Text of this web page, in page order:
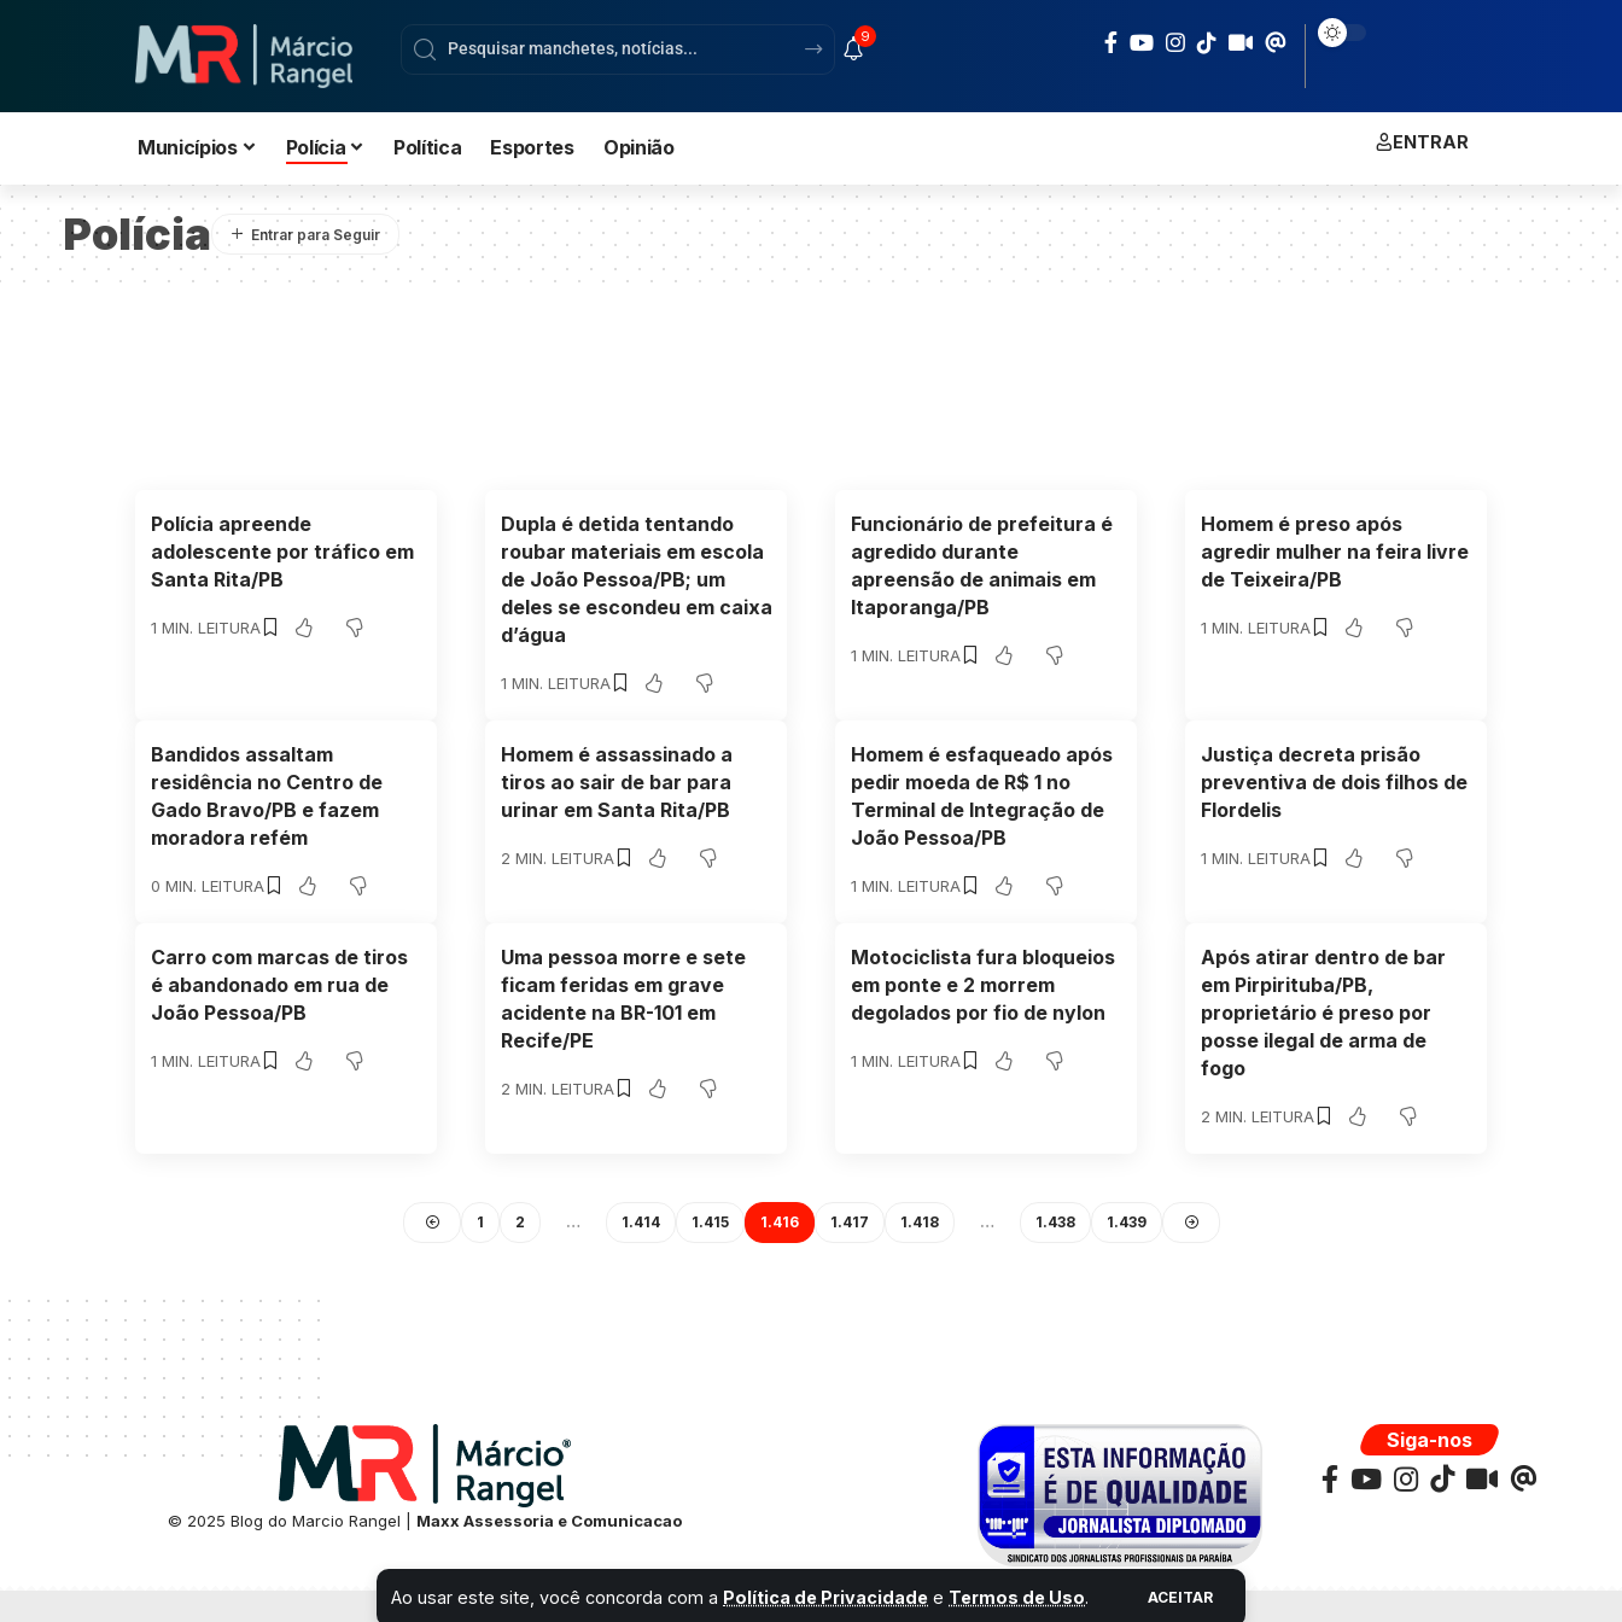
Ao usar este site, você concorda com a Política de Privacidade e Termos de Uso. ACEITAR
9
Municípios Polícia Política Esportes Opinião ENTRAR
Polícia
Polícia apreende
adolescente por tráfico em
Santa Rita/PB
1 MIN. LEITURA
Dupla é detida tentando
roubar materiais em escola
de João Pessoa/PB; um
deles se escondeu em caixa
d’água
1 MIN. LEITURA
Funcionário de prefeitura é
agredido durante
apreensão de animais em
Itaporanga/PB
1 MIN. LEITURA
Homem é preso após
agredir mulher na feira livre
de Teixeira/PB
1 MIN. LEITURA
Bandidos assaltam
residência no Centro de
Gado Bravo/PB e fazem
moradora refém
0 MIN. LEITURA
Homem é assassinado a
tiros ao sair de bar para
urinar em Santa Rita/PB
2 MIN. LEITURA
Homem é esfaqueado após
pedir moeda de R$ 1 no
Terminal de Integração de
João Pessoa/PB
1 MIN. LEITURA
Justiça decreta prisão
preventiva de dois filhos de
Flordelis
1 MIN. LEITURA
Carro com marcas de tiros
é abandonado em rua de
João Pessoa/PB
1 MIN. LEITURA
Uma pessoa morre e sete
ficam feridas em grave
acidente na BR-101 em
Recife/PE
2 MIN. LEITURA
Motociclista fura bloqueios
em ponte e 2 morrem
degolados por fio de nylon
1 MIN. LEITURA
Após atirar dentro de bar
em Pirpirituba/PB,
proprietário é preso por
posse ilegal de arma de
fogo
2 MIN. LEITURA
1 2 … 1.414 1.415 1.416 1.417 1.418 … 1.438 1.439
© 2025 Blog do Marcio Rangel | Maxx Assessoria e Comunicacao
Siga-nos